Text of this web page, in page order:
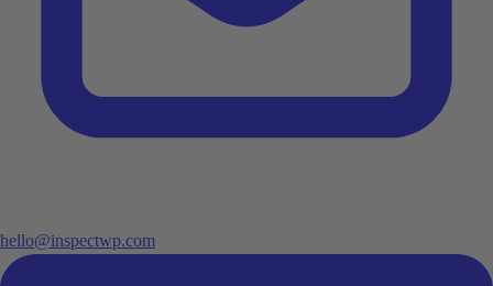
hello@inspectwp.com